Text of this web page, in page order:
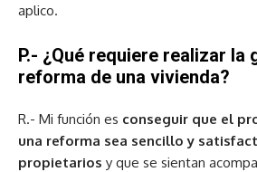
aplico.
P.- ¿Qué requiere realizar la
reforma de una vivienda?
R.- Mi función es conseguir que el
una reforma sea sencillo y
propietarios y que se sientan